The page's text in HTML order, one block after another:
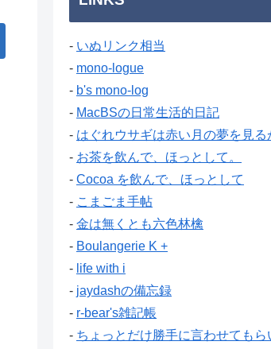
- いぬリンク相当
- mono-logue
- b's mono-log
- MacBSの日常生活的日記
- はぐれウサギは赤い月の夢を見る
- お茶を飲んで、ほっとして。
- Cocoa を飲んで、ほっとして
- こまごま手帖
- 金は無くとも六色林檎
- Boulangerie K +
- life with i
- jaydashの備忘録
- r-bear's雑記帳
- ちょっとだけ勝手に言わせてもら